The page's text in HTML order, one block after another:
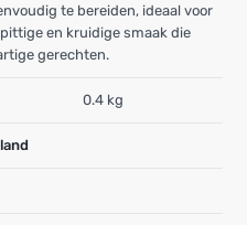
te bereiden, ideaal voor
en kruidige smaak die
gerechten.
0.4 kg